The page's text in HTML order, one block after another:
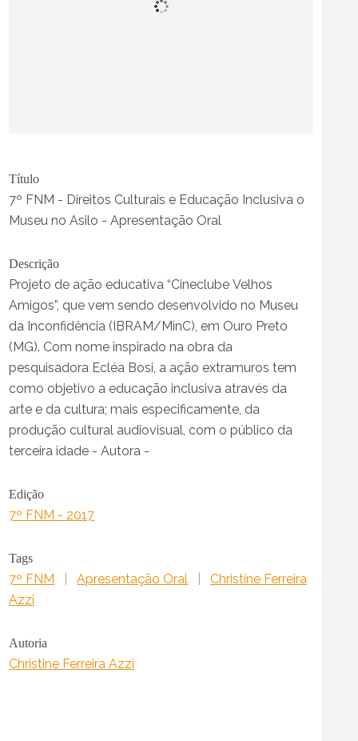
Título
7º FNM - Direitos Culturais e Educação Inclusiva o
Museu no Asilo - Apresentação Oral
Descrição
Projeto de ação educativa “Cineclube Velhos
Amigos”, que vem sendo desenvolvido no Museu
da Inconfidência (IBRAM/MinC), em Ouro Preto
(MG). Com nome inspirado na obra da
pesquisadora Ecléa Bosi, a ação extramuros tem
como objetivo a educação inclusiva através da
arte e da cultura; mais especificamente, da
produção cultural audiovisual, com o público da
terceira idade - Autora -
Edição
7º FNM - 2017
Tags
7º FNM Apresentação Oral
Christine Ferreira
Azzi
Autoria
Christine Ferreira Azzi